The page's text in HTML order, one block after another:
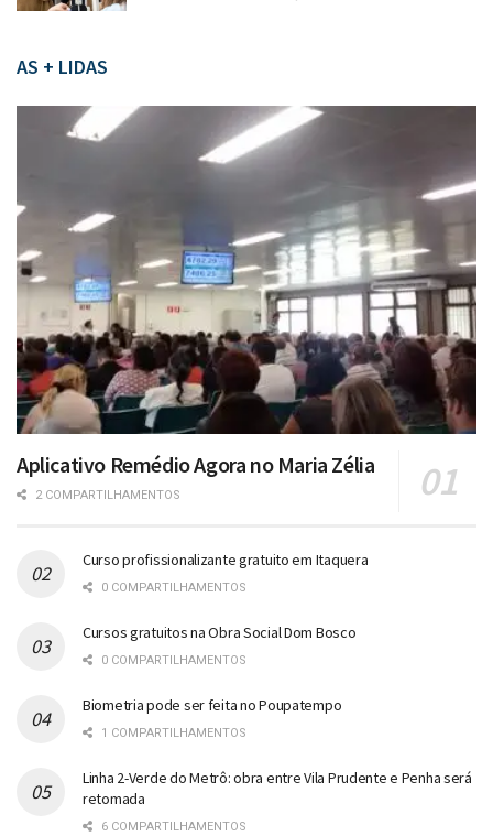
AS + LIDAS
Aplicativo Remédio Agora no Maria Zélia
2 COMPARTILHAMENTOS
Curso profissionalizante gratuito em Itaquera
0 COMPARTILHAMENTOS
Cursos gratuitos na Obra Social Dom Bosco
0 COMPARTILHAMENTOS
Biometria pode ser feita no Poupatempo
1 COMPARTILHAMENTOS
Linha 2-Verde do Metrô: obra entre Vila Prudente e Penha será
retomada
6 COMPARTILHAMENTOS